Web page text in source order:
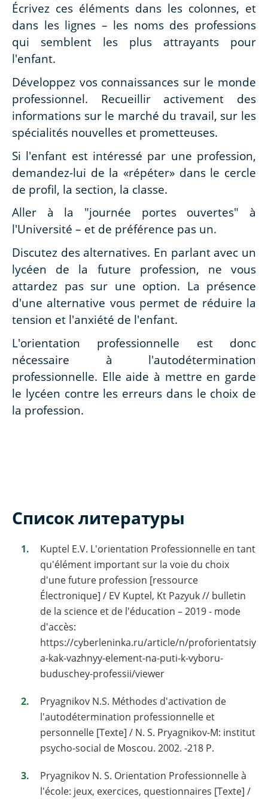
Écrivez ces éléments dans les colonnes, et
dans les lignes – les noms des professions
qui semblent les plus attrayants pour
l'enfant.
Développez vos connaissances sur le monde
professionnel. Recueillir activement des
informations sur le marché du travail, sur les
spécialités nouvelles et prometteuses.
Si l'enfant est intéressé par une profession,
demandez-lui de la «répéter» dans le cercle
de profil, la section, la classe.
Aller à la "journée portes ouvertes" à
l'Université – et de préférence pas un.
Discutez des alternatives. En parlant avec un
lycéen de la future profession, ne vous
attardez pas sur une option. La présence
d'une alternative vous permet de réduire la
tension et l'anxiété de l'enfant.
L'orientation professionnelle est donc
nécessaire à l'autodétermination
professionnelle. Elle aide à mettre en garde
le lycéen contre les erreurs dans le choix de
la profession.
Список литературы
Kuptel E.V. L'orientation Professionnelle en tant
qu'élément important sur la voie du choix
d'une future profession [ressource
Électronique] / EV Kuptel, Kt Pazyuk // bulletin
de la science et de l'éducation – 2019 - mode
d'accès:
https://cyberleninka.ru/article/n/proforientatsiy
a-kak-vazhnyy-element-na-puti-k-vyboru-
buduschey-professii/viewer
Pryagnikov N.S. Méthodes d'activation de
l'autodétermination professionnelle et
personnelle [Texte] / N. S. Pryagnikov-M: institut
psycho-social de Moscou. 2002. -218 P.
Pryagnikov N. S. Orientation Professionnelle à
l'école: jeux, exercices, questionnaires [Texte] /